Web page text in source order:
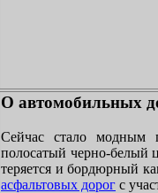
О автомобильных
Сейчас стало модным
полосатый черно-белый
теряется и бордюрный
асфальтовых дорог с